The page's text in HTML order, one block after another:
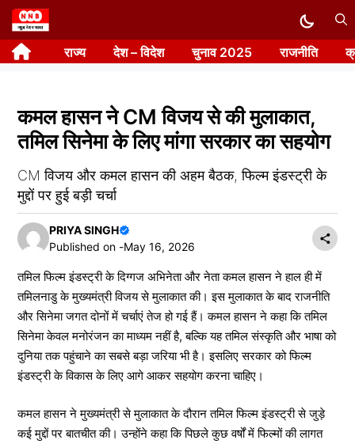
Skip
to
content राज्य देश – विदेश चुनाव 2025 राजनीति
कमल हासन ने CM विजय से की मुलाकात,
तमिल सिनेमा के लिए मांगा सरकार का सहयोग
CM विजय और कमल हासन की अहम बैठक, फिल्म इंडस्ट्री के
मुद्दों पर हुई बड़ी चर्चा
PRIYA SINGH
Published on -May 16, 2026
तमिल फिल्म इंडस्ट्री के दिग्गज अभिनेता और नेता कमल हासन ने हाल ही में
तमिलनाडु के मुख्यमंत्री विजय से मुलाकात की। इस मुलाकात के बाद राजनीति
और सिनेमा जगत दोनों में चर्चाएं तेज हो गई हैं। कमल हासन ने कहा कि तमिल
सिनेमा केवल मनोरंजन का माध्यम नहीं है, बल्कि यह तमिल संस्कृति और भाषा को
दुनिया तक पहुंचाने का सबसे बड़ा जरिया भी है। इसलिए सरकार को फिल्म
इंडस्ट्री के विकास के लिए आगे आकर सहयोग करना चाहिए।
कमल हासन ने मुख्यमंत्री से मुलाकात के दौरान तमिल फिल्म इंडस्ट्री से जुड़े
कई मुद्दों पर बातचीत की। उन्होंने कहा कि पिछले कुछ वर्षों में फिल्मों की लागत